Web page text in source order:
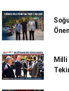
Milli